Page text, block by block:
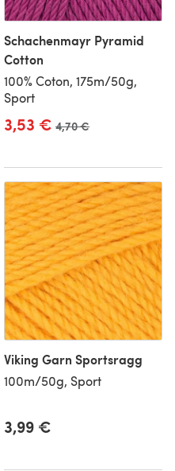
Schachenmayr Pyramid
Cotton
100% Coton, 175m/50g,
Sport
3,53 € Ancien prix
4,70 €
Viking Garn Sportsragg
100m/50g, Sport
3,99 €